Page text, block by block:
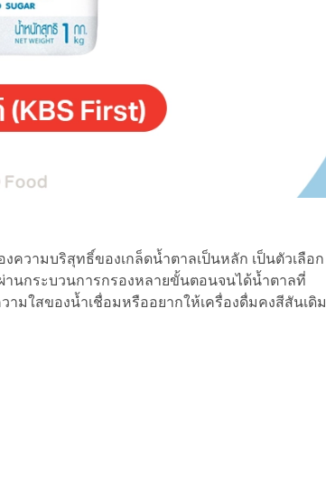
ความบริสุทธิ์ของเกล็ดน้ำตาลเป็นหลัก เป็นตัวเลือก
นกระบวนการกรองหลายขั้นตอนจนได้น้ำตาลที่
มใสของน้ำเชื่อมหรืออยากให้เครื่องดื่มคงสีสันเดิม